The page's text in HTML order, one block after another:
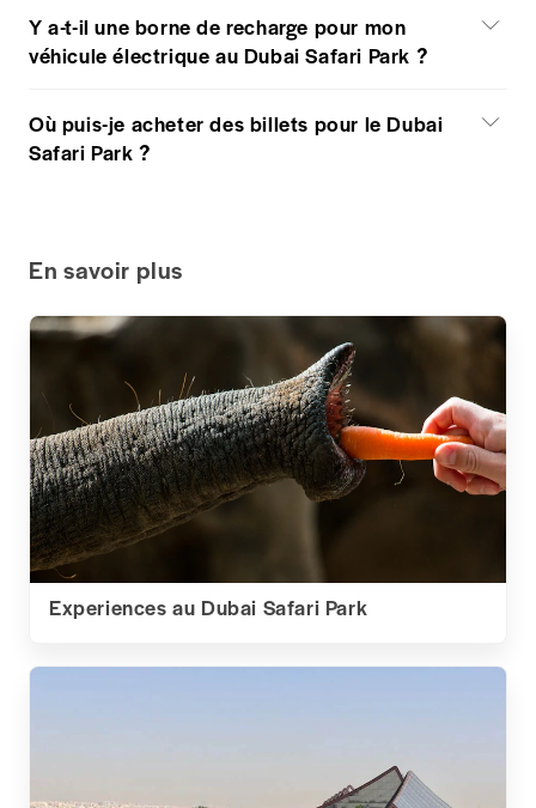
Y a-t-il une borne de recharge pour mon
véhicule électrique au Dubai Safari Park ?
Où puis-je acheter des billets pour le Dubai
Safari Park ?
En savoir plus
Experiences au Dubai Safari Park